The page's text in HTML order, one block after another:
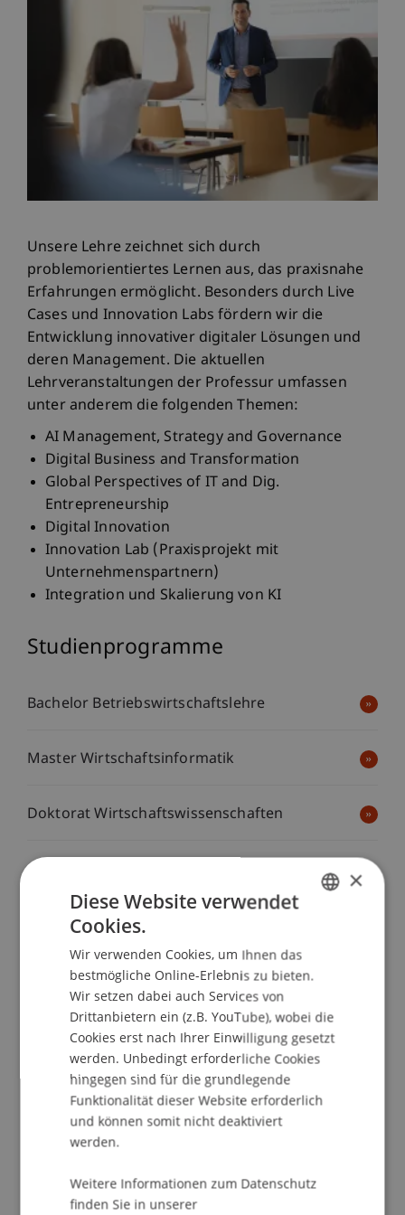
Unsere Lehre zeichnet sich durch
problemorientiertes Lernen aus, das praxisnahe
Erfahrungen ermöglicht. Besonders durch Live
Cases und Innovation Labs fördern wir die
Entwicklung innovativer digitaler Lösungen und
deren Management. Die aktuellen
Lehrveranstaltungen der Professur umfassen
unter anderem die folgenden Themen:
AI Management, Strategy and Governance
Digital Business and Transformation
Global Perspectives of IT and Dig.
Entrepreneurship
Digital Innovation
Innovation Lab (Praxisprojekt mit
Unternehmenspartnern)
Integration und Skalierung von KI
Studienprogramme
Bachelor Betriebswirtschaftslehre
Master Wirtschaftsinformatik
Doktorat Wirtschaftswissenschaften
Transfer
×
Diese Website verwendet
Cookies.
Wir verwenden Cookies, um Ihnen das
bestmögliche Online-Erlebnis zu bieten.
Wir setzen dabei auch Services von
Drittanbietern ein (z.B. YouTube), wobei die
Cookies erst nach Ihrer Einwilligung gesetzt
werden. Unbedingt erforderliche Cookies
hingegen sind für die grundlegende
Funktionalität dieser Website erforderlich
und können somit nicht deaktiviert
werden.
Weitere Informationen zum Datenschutz
finden Sie in unserer